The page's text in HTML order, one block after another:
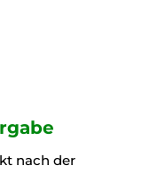
nach der